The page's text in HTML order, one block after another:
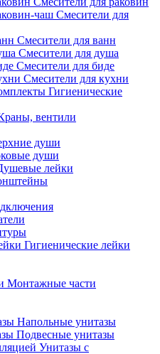
Смесители для
Смесители для ванн
Смесители для душа
Смесители для биде
Смесители для кухни
Гигиенические
вентили
души
души
лейки
Гигиенические лейки
Монтажные части
Напольные унитазы
Подвесные унитазы
Унитазы с